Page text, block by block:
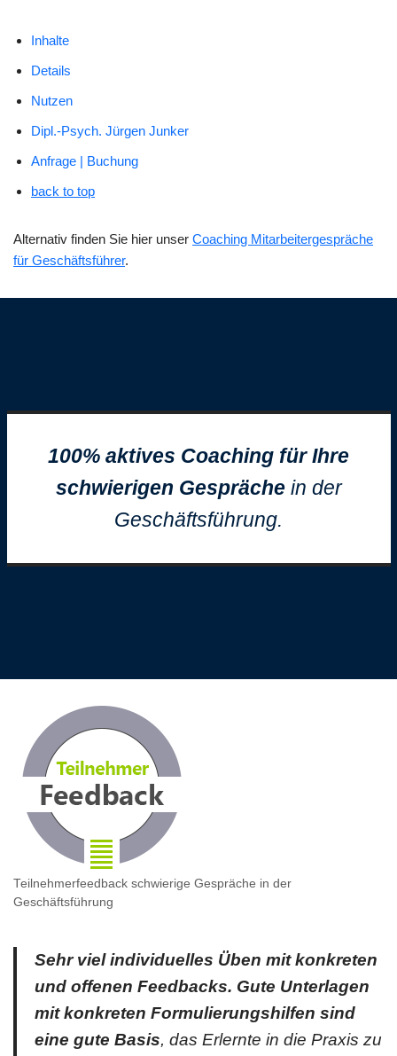
Inhalte
Details
Nutzen
Dipl.-Psych. Jürgen Junker
Anfrage | Buchung
back to top
Alternativ finden Sie hier unser Coaching Mitarbeitergespräche
für Geschäftsführer.
100% aktives Coaching für Ihre
schwierigen Gesprächein der
Geschäftsführung.
Teilnehmerfeedback schwierige Gespräche in der
Geschäftsführung
Sehr viel individuelles Üben mit konkreten
und offenen Feedbacks. Gute Unterlagen
mit konkreten Formulierungshilfen sind
eine gute Basis, das Erlernte in die Praxis zu